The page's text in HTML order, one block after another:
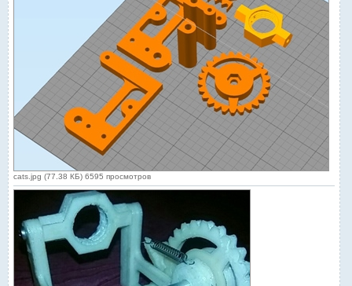
cats.jpg (77.38 КБ) 6595 просмотров